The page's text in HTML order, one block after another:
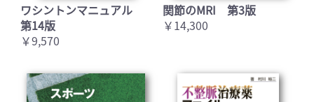
ワシントンマニュアル
第14版
￥9,570
関節のMRI 第3版
￥14,300